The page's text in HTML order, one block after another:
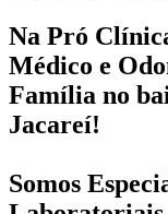
Na Pró
Médico e
Família no
Jacareí!
Somos